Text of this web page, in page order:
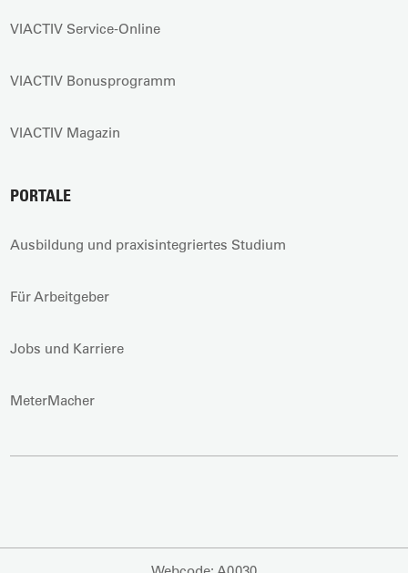
VIACTIV Service-Online
VIACTIV Bonusprogramm
VIACTIV Magazin
PORTALE
Ausbildung und praxisintegriertes Studium
Für Arbeitgeber
Jobs und Karriere
MeterMacher